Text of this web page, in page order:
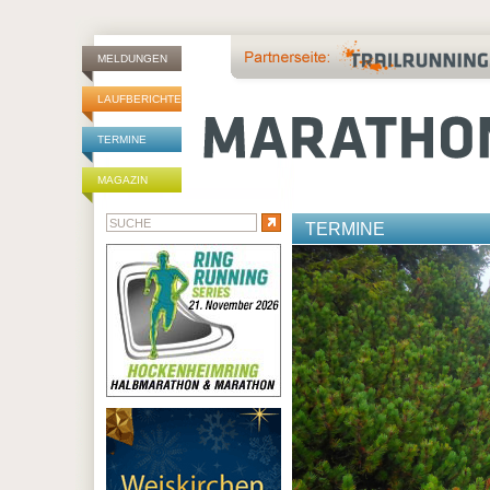
MELDUNGEN
LAUFBERICHTE
TERMINE
MAGAZIN
TERMINE